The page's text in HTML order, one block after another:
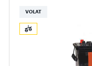
VOLAT